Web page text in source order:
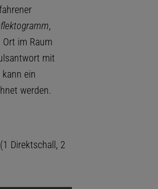
,
im Raum
mit
ein
werden.
Direktschall, 2